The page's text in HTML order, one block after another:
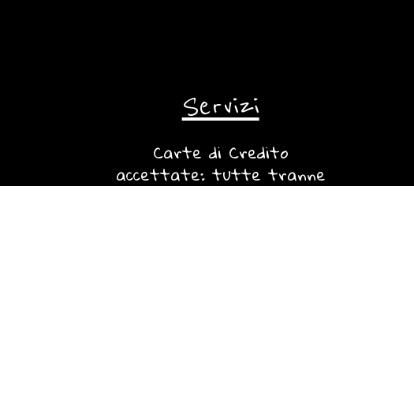
Servizi
Carte di Credito
accettate: tutte tranne
American Express.